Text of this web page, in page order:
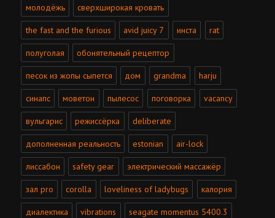
молодёжь сверхширокая кровать
the fast and the furious avid juicy 7 инста rat
полуголая обонятельный рецептор
песок из жопы сыпется дом grandma harju
синапс моветон пылесос поговорка vacancy
вульгарис режиссёрка deliberate
дополненная реальность estonian air-lock
лиссабон safety gear электрический массажёр
зал pro corolla loveliness of ladybugs калория
диалектика vibrations seagate momentus 5400.3